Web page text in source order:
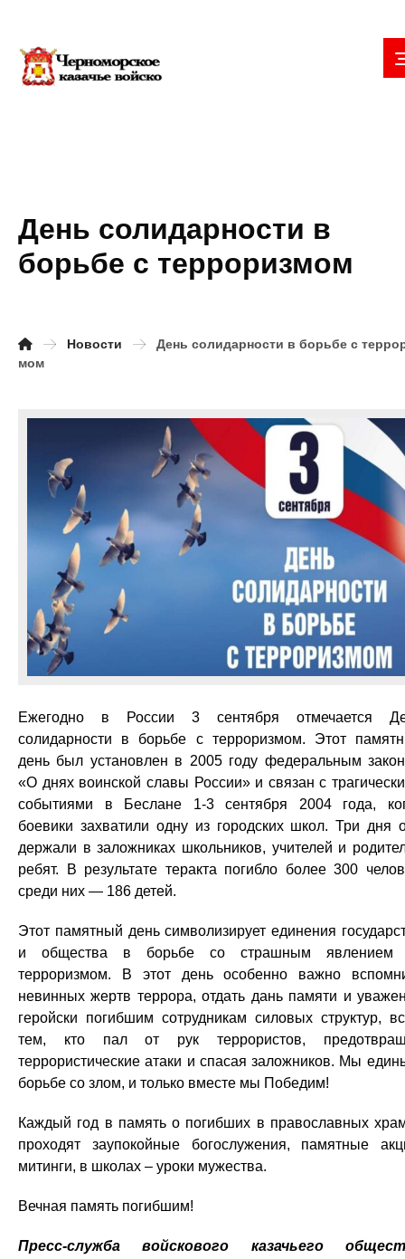
День солидарности в
борьбе с терроризмом
Новости
День солидарности в борьбе с
мом
Ежегодно в России 3 сентября отмечается
солидарности в борьбе с терроризмом. Этот
день был установлен в 2005 году федеральным
«О днях воинской славы России» и связан с
событиями в Беслане 1-3 сентября 2004 года,
боевики захватили одну из городских школ. Три дня
держали в заложниках школьников, учителей и
ребят. В результате теракта погибло более 300
среди них — 186 детей.
Этот памятный день символизирует единения
и общества в борьбе со страшным
терроризмом. В этот день особенно важно
невинных жертв террора, отдать дань памяти и
геройски погибшим сотрудникам силовых структур,
тем, кто пал от рук террористов,
террористические атаки и спасая заложников. Мы
борьбе со злом, и только вместе мы Победим!
Каждый год в память о погибших в православных
проходят заупокойные богослужения, памятные
митинги, в школах – уроки мужества.
Вечная память погибшим!
Пресс-служба войскового казачьего